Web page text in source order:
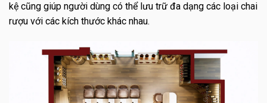
kệ cũng giúp người dùng có thể lưu trữ đa dạng các loại chai
rượu với các kích thước khác nhau.